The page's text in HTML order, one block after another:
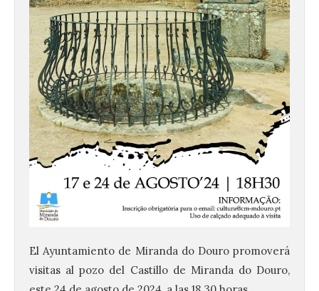
El Ayuntamiento de Miranda do Douro promoverá
visitas al pozo del Castillo de Miranda do Douro,
El Ayuntamiento de La
Bañeza presenta el
Festival One More Time,